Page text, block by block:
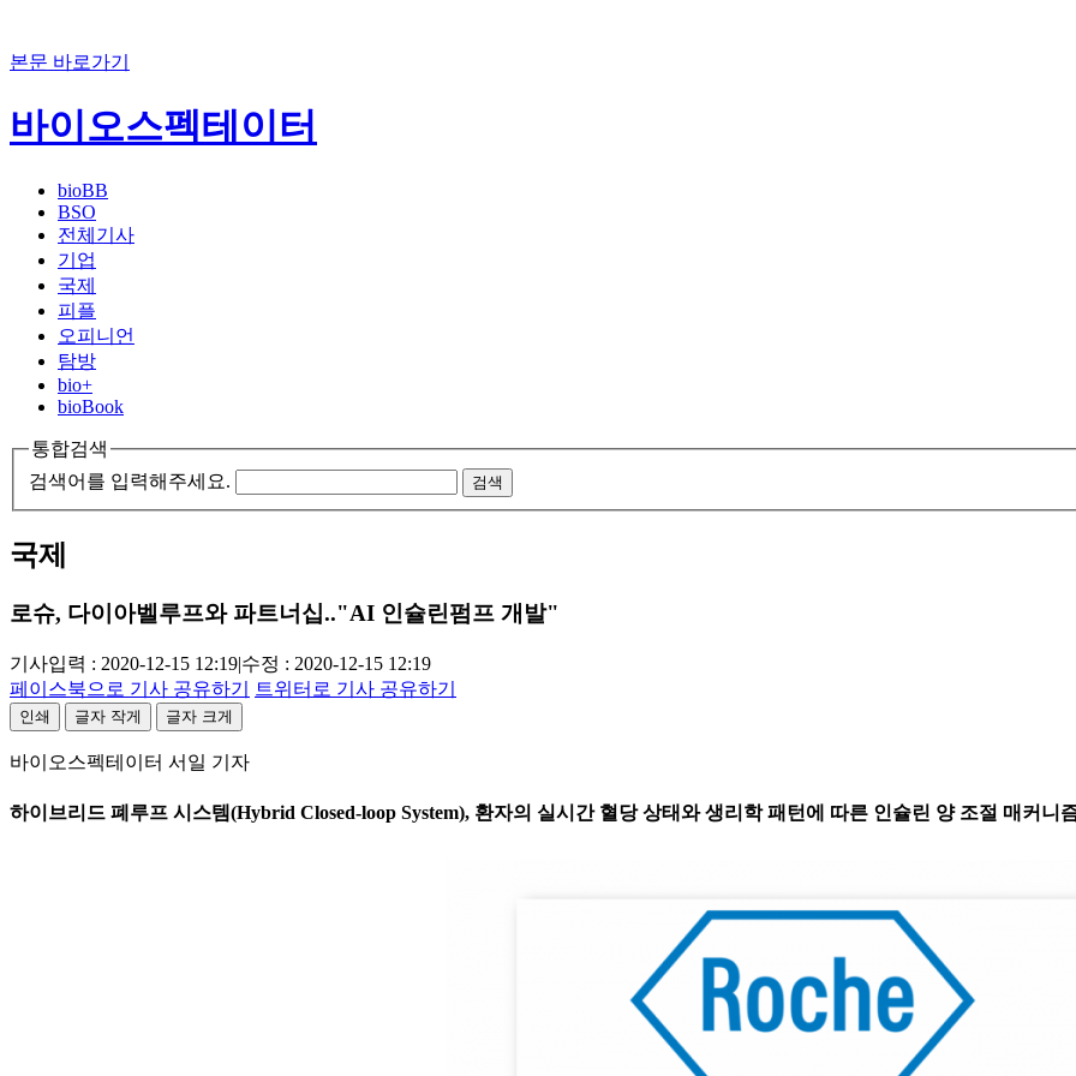
본문 바로가기
바이오스펙테이터
bioBB
BSO
전체기사
기업
국제
피플
오피니언
탐방
bio+
bioBook
통합검색
검색어를 입력해주세요.
검색
국제
로슈, 다이아벨루프와 파트너십.."AI 인슐린펌프 개발"
기사입력 : 2020-12-15 12:19|수정 : 2020-12-15 12:19
페이스북으로 기사 공유하기
트위터로 기사 공유하기
인쇄 글자 작게 글자 크게
바이오스펙테이터 서일 기자
하이브리드 폐루프 시스템(Hybrid Closed-loop System), 환자의 실시간 혈당 상태와 생리학 패턴에 따른 인슐린 양 조절 매커니